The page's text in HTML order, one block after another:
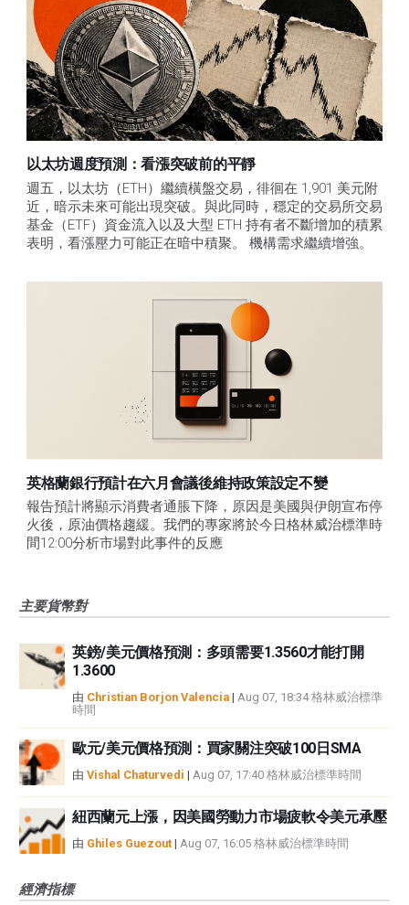
以太坊週度預測：看漲突破前的平靜
週五，以太坊（ETH）繼續橫盤交易，徘徊在 1,901 美元附
近，暗示未來可能出現突破。與此同時，穩定的交易所交易
基金（ETF）資金流入以及大型 ETH 持有者不斷增加的積累
表明，看漲壓力可能正在暗中積聚。 機構需求繼續增強。
英格蘭銀行預計在六月會議後維持政策設定不變
報告預計將顯示消費者通脹下降，原因是美國與伊朗宣布停
火後，原油價格趨緩。我們的專家將於今日格林威治標準時
間12:00分析市場對此事件的反應
主要貨幣對
英鎊/美元價格預測：多頭需要1.3560才能打開
1.3600
由 Christian Borjon Valencia | Aug 07, 18:34 格林威治標準
時間
歐元/美元價格預測：買家關注突破100日SMA
由 Vishal Chaturvedi | Aug 07, 17:40 格林威治標準時間
紐西蘭元上漲，因美國勞動力市場疲軟令美元承壓
由 Ghiles Guezout | Aug 07, 16:05 格林威治標準時間
經濟指標